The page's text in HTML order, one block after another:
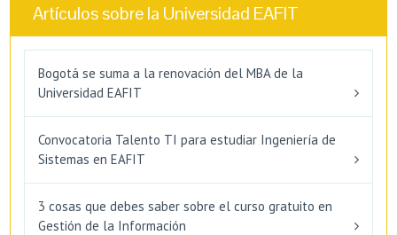
Artículos sobre la Universidad EAFIT
Bogotá se suma a la renovación del MBA de la
Universidad EAFIT
Convocatoria Talento TI para estudiar Ingeniería de
Sistemas en EAFIT
3 cosas que debes saber sobre el curso gratuito en
Gestión de la Información